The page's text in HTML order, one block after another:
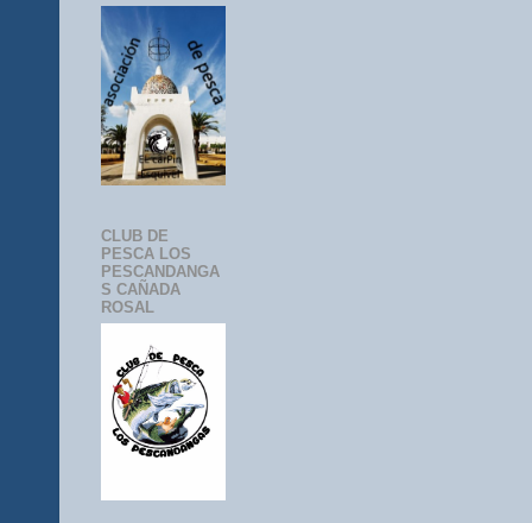
CLUB DE
PESCA LOS
PESCANDANGA
S CAÑADA
ROSAL